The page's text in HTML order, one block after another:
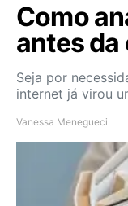
Como
antes
Seja por
internet já virou
Vanessa Menegueci